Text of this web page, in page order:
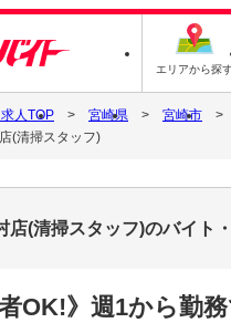
エリアから探
人TOP 宮崎県
宮崎市
(清掃スタッフ)
店(清掃スタッフ)のバイト
者OK!》週1から勤